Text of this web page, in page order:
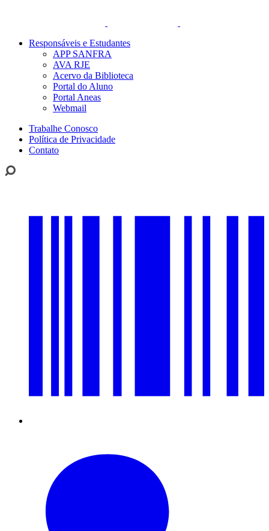
Responsáveis e Estudantes
APP SANFRA
AVA RJE
Acervo da Biblioteca
Portal do Aluno
Portal Aneas
Webmail
Trabalhe Conosco
Política de Privacidade
Contato